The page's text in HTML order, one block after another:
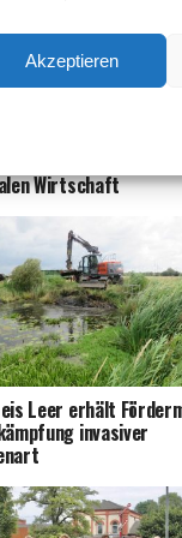
Akzeptieren
und Tole­ranz
Wirtschaft
Leer erhält
inva­si­ver